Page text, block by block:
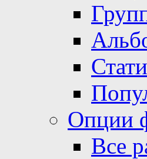
Опции
Все